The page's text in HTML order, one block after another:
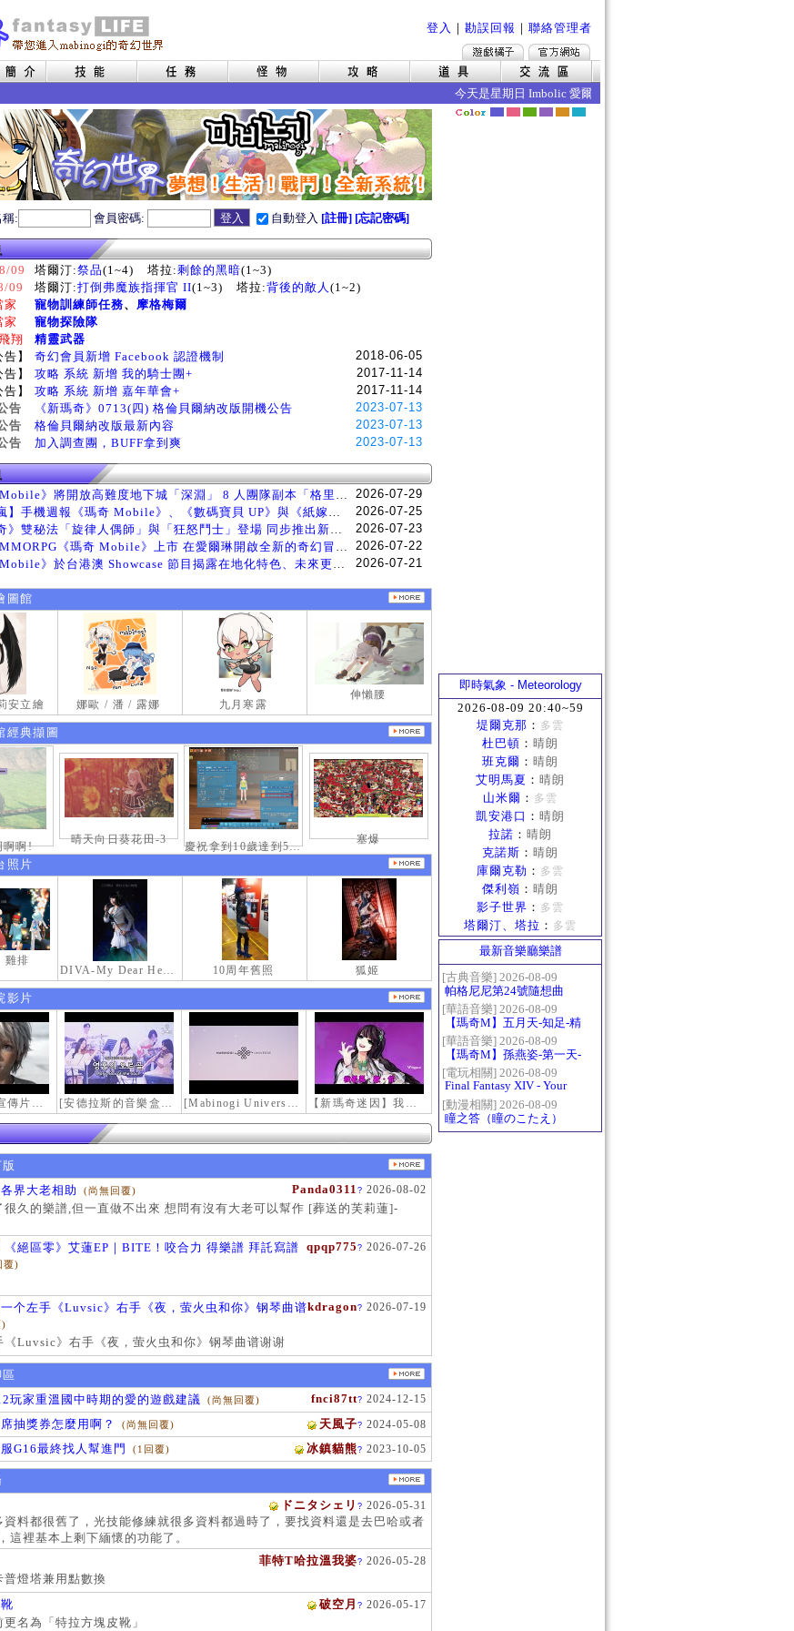
登入 ｜ 勘誤回報 ｜ 聯絡管理者
今天是星期日 Imbolic 愛爾琳立春 今日的效果如下 ‧暴擊率提
稱: 會員密碼: 自動登入 [註冊] [忘記密碼]
09 塔爾汀:祭品(1~4) 塔拉:剩餘的黑暗(1~3)
09
塔爾汀:打倒弗魔族指揮官 II(1~3) 塔拉:背後的敵人 (1~2)
家
寵物訓練師任務、 摩格梅爾
家
寵物探險隊
翔
精靈武器
】
奇幻會員新增 Facebook 認證機制
2018-06-05
】
攻略 系統 新增 我的騎士團+
2017-11-14
】
攻略 系統 新增 嘉年華會+
2017-11-14
告
《新瑪奇》0713(四) 格倫貝爾納改版開機公告
2023-07-13
告
格倫貝爾納改版最新內容
2023-07-13
告
加入調查團，BUFF拿到爽 2023-07-13
《瑪奇 Mobile》將開放高難度地下城「深淵」 8 人團隊副本「格里斯貝恩」將於 8 月 5 日登場
2026-07-29
【電玩瘋】手機週報《瑪奇 Mobile》、《數碼寶貝 UP》與《紙嫁衣 9 羅浮夢》等遊戲
2026-07-25
《新瑪奇》雙秘法「旋律人偶師」與「狂怒鬥士」登場 同步推出新系統「神秘工坊」
2026-07-23
跨平台 MMORPG《瑪奇 Mobile》上市 在愛爾琳開啟全新的奇幻冒險生活
2026-07-22
《瑪奇 Mobile》於台港澳 Showcase 節目揭露在地化特色、未來更新計畫等內容 首次公開台灣動畫
2026-07-21
圖館
安立繪 娜歐 / 潘 / 露娜 九月寒露
伸懶腰
經典擷圖
啊啊!
晴天向日葵花田-3
慶祝拿到10歲達到50級稱號紀念照
塞爆
照片
雞排
DIVA-My Dear Heroine- 10周年舊照 狐姬
影片
【瑪奇永恆宣傳片】最初的感動 [安德拉斯的音樂盒｜靈魂的音樂盒] Mabinogi OST - Music Box of the Soul | Crossover COVER [Mabinogi Universe] 謝謝你來到這個世界... 【新瑪奇迷因】我更喜歡你
Panda0311 ? 2026-08-02
各界大老相助 (尚無回覆)
很久的樂譜,但一直做不出來 想問有沒有大老可以幫作 [葬送的芙莉蓮]-
qpqp775 ? 2026-07-26
《絕區零》艾蓮EP｜BITE！咬合力 得樂譜 拜託寫譜
覆)
kdragon? 2026-07-19
一个左手《Luvsic》右手《夜，萤火虫和你》钢琴曲谱
)
《Luvsic》右手《夜，萤火虫和你》钢琴曲谱谢谢
fnci87tt? 2024-12-15
玩家重溫國中時期的愛的遊戲建議 (尚無回覆)
天風子? 2024-05-08
席抽獎券怎麼用啊？ (尚無回覆)
冰鎮貓熊? 2023-10-05
服G16最終找人幫進門 (1回覆)
ドニタシェリ ? 2026-05-31
資料都很舊了，光技能修練就很多資料都過時了，要找資料還是去巴哈或者
這裡基本上剩下緬懷的功能了。
菲特T哈拉溫我婆? 2026-05-28
普燈塔兼用點數換
破空月 ? 2026-05-17
名為「特拉方塊皮靴」
即時氣象 - Meteorology
2026-08-09 20:40~59
堤爾克那 ： 多雲
杜巴頓 ： 晴朗
班克爾 ： 晴朗
艾明馬夏 ： 晴朗
山米爾 ： 多雲
凱安港口 ： 晴朗
拉諾 ： 晴朗
克諾斯 ： 晴朗
庫爾克勒 ： 多雲
傑利嶺 ： 晴朗
影子世界 ： 多雲
塔爾汀、塔拉 ： 多雲
最新音樂廳樂譜
[古典音樂] 2026-08-09
帕格尼尼第24號隨想曲
（Paganini Caprice No.24
in A-）
[華語音樂] 2026-08-09
【瑪奇M】五月天-知足-精
修版
[華語音樂] 2026-08-09
【瑪奇M】孫燕姿-第一天-
精修版
[電玩相關] 2026-08-09
Final Fantasy XIV - Your
Answer
[動漫相關] 2026-08-09
瞳之答（瞳のこたえ）